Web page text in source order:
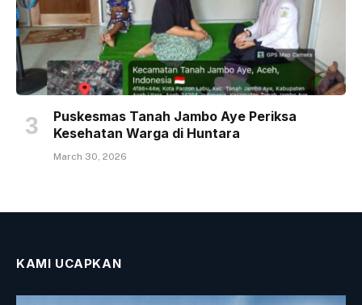
Puskesmas Tanah Jambo Aye Periksa
Kesehatan Warga di Huntara
March 30, 2026
KAMI UCAPKAN